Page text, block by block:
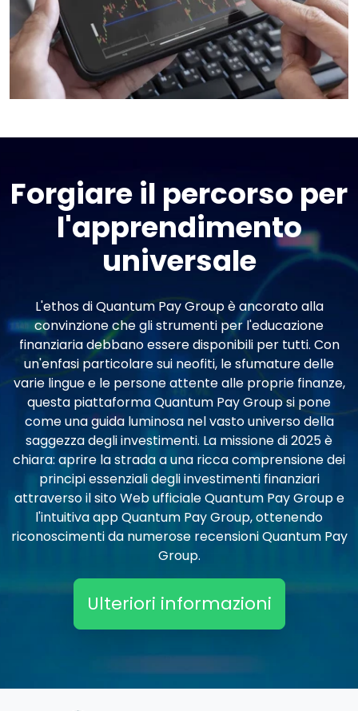
Forgiare il percorso per
l'apprendimento
universale
L'ethos di Quantum Pay Group è ancorato alla
convinzione che gli strumenti per l'educazione
finanziaria debbano essere disponibili per tutti. Con
un'enfasi particolare sui neofiti, le sfumature delle
varie lingue e le persone attente alle proprie finanze,
questa piattaforma Quantum Pay Group si pone
come una guida luminosa nel vasto universo della
saggezza degli investimenti. La missione di 2025 è
chiara: aprire la strada a una ricca comprensione dei
principi essenziali degli investimenti finanziari
attraverso il sito Web ufficiale Quantum Pay Group e
l'intuitiva app Quantum Pay Group, ottenendo
riconoscimenti da numerose recensioni Quantum Pay
Group.
Ulteriori informazioni